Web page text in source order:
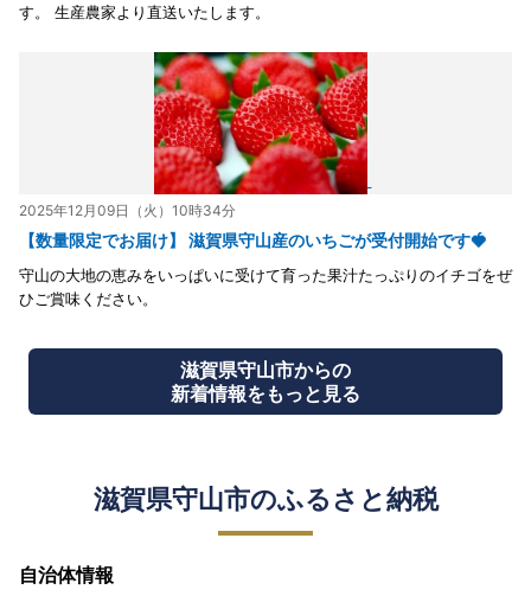
す。 生産農家より直送いたします。
2025年12月09日（火）10時34分
【数量限定でお届け】 滋賀県守山産のいちごが受付開始です🍓
守山の大地の恵みをいっぱいに受けて育った果汁たっぷりのイチゴをぜ
ひご賞味ください。
滋賀県守山市からの
新着情報をもっと見る
滋賀県守山市のふるさと納税
自治体情報